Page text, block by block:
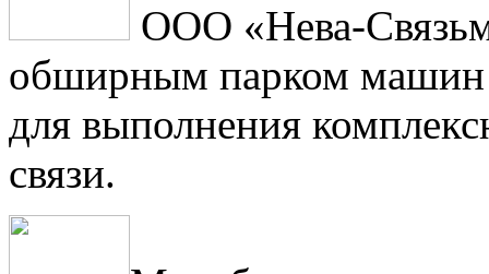
ООО «Нева-
обширным парком машин
для выполнения
связи.